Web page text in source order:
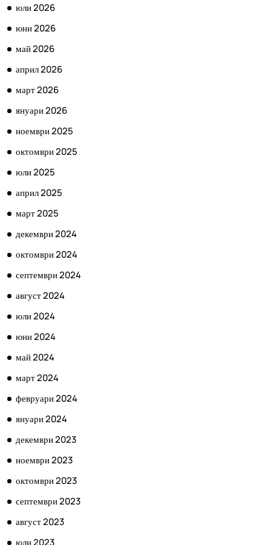
юли 2026
юни 2026
май 2026
април 2026
март 2026
януари 2026
ноември 2025
октомври 2025
юли 2025
април 2025
март 2025
декември 2024
октомври 2024
септември 2024
август 2024
юли 2024
юни 2024
май 2024
март 2024
февруари 2024
януари 2024
декември 2023
ноември 2023
октомври 2023
септември 2023
август 2023
юли 2023